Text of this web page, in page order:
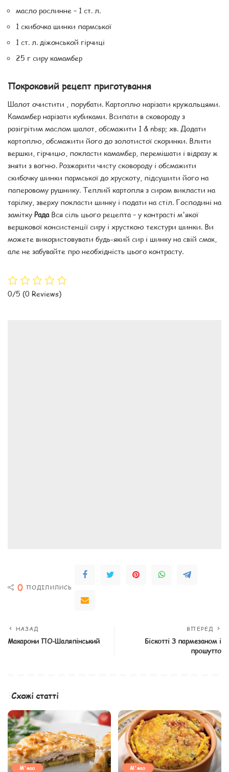
масло рослинне – 1 ст. л.
1 скибочка шинки пармської
1 ст. л. діжонськой гірчиці
25 г сиру камамбер
Покроковий рецепт приготування
Шалот очистити , порубати. Картоплю нарізати кружальцями.
Камамбер нарізати кубиками. Всипати в сковороду з
розігрітим маслом шалот, обсмажити 1 & nbsp; хв. Додати
картоплю, обсмажити його до золотистої скоринки. Влити
вершки, гірчицю, покласти камамбер, перемішати і відразу ж
зняти з вогню. Розжарити чисту сковороду і обсмажити
скибочку шинки пармської до хрускоту, підсушити його на
паперовому рушнику. Теплий картопля з сиром викласти на
тарілку, зверху покласти шинку і подати на стіл. Господині на
замітку Рада Вся сіль цього рецепта – у контрасті м'якої
вершкової консистенції сиру і хрусткою текстури шинки. Ви
можете використовувати будь-який сир і шинку на свій смак,
але не забувайте про необхідність цього контрасту.
0/5 (0 Reviews)
0 ПОДІЛИЛИСЬ
НАЗАД
Макарони ПО-Шаляпінський
ВПЕРЕД
Біскотті З пармезаном і
прошутто
Схожі статті
М'ясо
М'ясо